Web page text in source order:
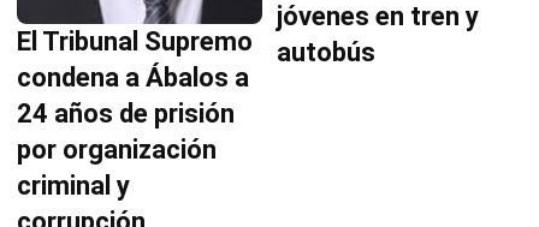
El Tribunal Supremo
condena a Ábalos a
24 años de prisión
por organización
criminal y
jóvenes en tren y
autobús